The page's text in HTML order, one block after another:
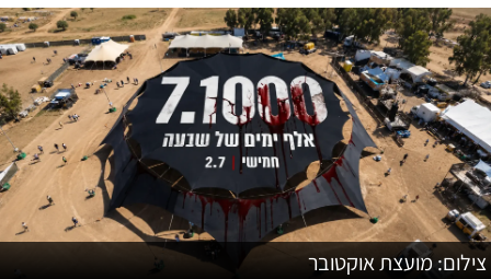
צילום: מועצת אוקטובר